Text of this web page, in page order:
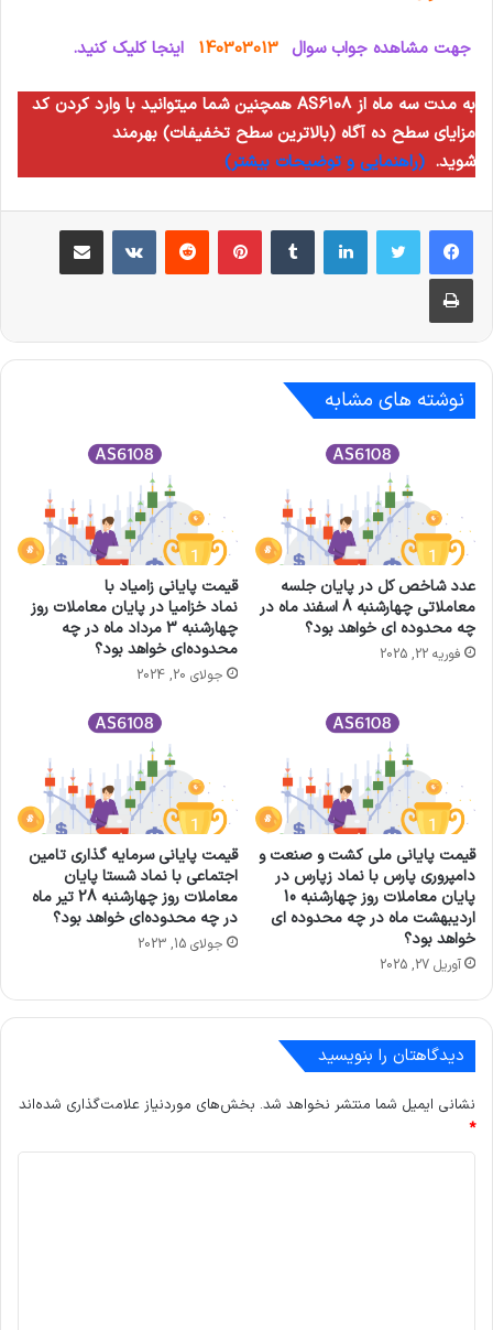
جهت مشاهده جواب سوال 140303013 اینجا کلیک کنید.
همچنین شما میتوانید با وارد کردن کد AS6108 به مدت سه ماه از
مزایای سطح ده آگاه (بالاترین سطح تخفیفات) بهرمند
شوید. (راهنمایی و توضیحات بیشتر)
لینکدین ‫تامبلر ‫پین‌ترست‫رددیت ‫VKontakteاشتراک گذاری از طریق ایمیل
چاپ
نوشته های مشابه
عدد شاخص کل در پایان جلسه
معاملاتی چهارشنبه 8 اسفند ماه در
چه محدوده ای خواهد بود؟
فوریه 22, 2025
قیمت پایانی زامياد با
نماد خزامیا در پایان معاملات روز
چهارشنبه 3 مرداد ماه در چه
محدوده‌ای خواهد بود؟
جولای 20, 2024
قیمت پایانی ملی كشت و صنعت و
دامپروری پارس با نماد زپارس در
پایان معاملات روز چهارشنبه 10
اردیبهشت ماه در چه محدوده ای
خواهد بود؟
آوریل 27, 2025
قیمت پایانی سرمايه گذاري تامين
اجتماعي با نماد شستا پایان
معاملات روز چهارشنبه 28 تیر ماه
در چه محدوده‌ای خواهد بود؟
جولای 15, 2023
دیدگاهتان را بنویسید
نشانی ایمیل شما منتشر نخواهد شد. بخش‌های موردنیاز علامت‌گذاری شده‌اند
*